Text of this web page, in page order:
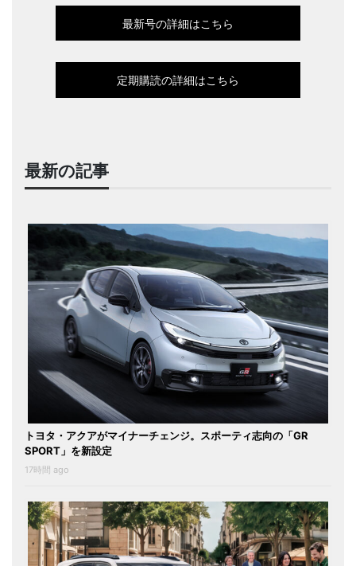
最新号の詳細はこちら
定期購読の詳細はこちら
最新の記事
トヨタ・アクアがマイナーチェンジ。スポーティ志向の「GR
SPORT」を新設定
17時間 ago